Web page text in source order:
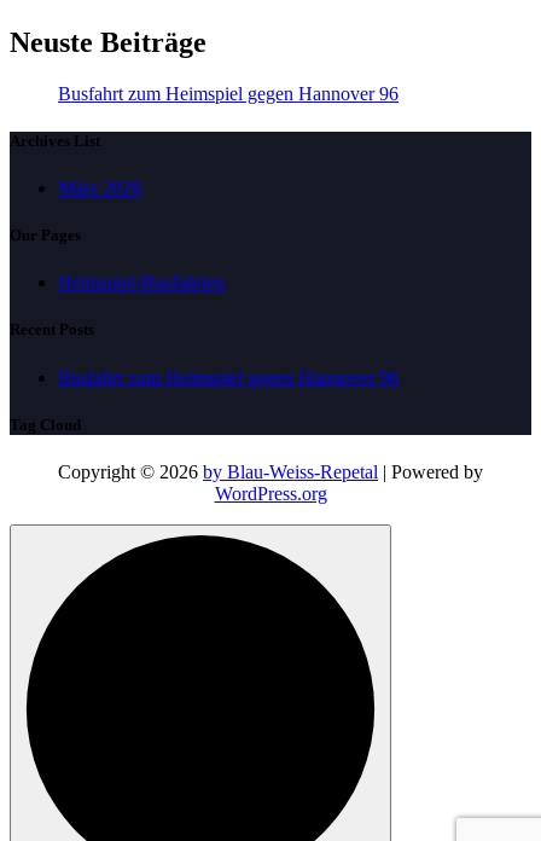
Neuste Beiträge
Busfahrt zum Heimspiel gegen Hannover 96
Archives List
März 2026
Our Pages
Heimspiel-Busfahrten
Recent Posts
Busfahrt zum Heimspiel gegen Hannover 96
Tag Cloud
Copyright © 2026 by Blau-Weiss-Repetal | Powered by
WordPress.org